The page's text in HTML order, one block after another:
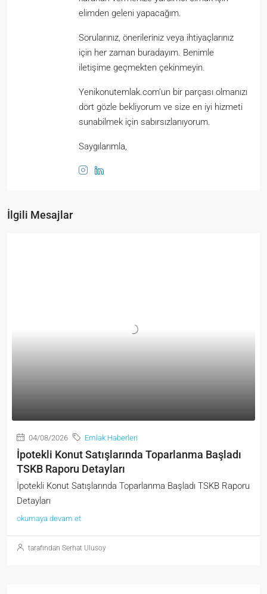
elimden geleni yapacağım.
Sorularınız, önerileriniz veya ihtiyaçlarınız
için her zaman buradayım. Benimle
iletişime geçmekten çekinmeyin.
Yenikonutemlak.com’un bir parçası olmanızı
dört gözle bekliyorum ve size en iyi hizmeti
sunabilmek için sabırsızlanıyorum.
Saygılarımla,
İlgili Mesajlar
04/08/2026 Emlak Haberleri
İpotekli Konut Satışlarında Toparlanma Başladı
TSKB Raporu Detayları
İpotekli Konut Satışlarında Toparlanma Başladı TSKB Raporu
Detayları
okumaya devam et
tarafından Serhat Ulusoy